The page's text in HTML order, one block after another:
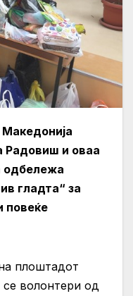
Радовиш и оваа
одбележа
гладта“ за
повеќе
плоштадот
волонтери од